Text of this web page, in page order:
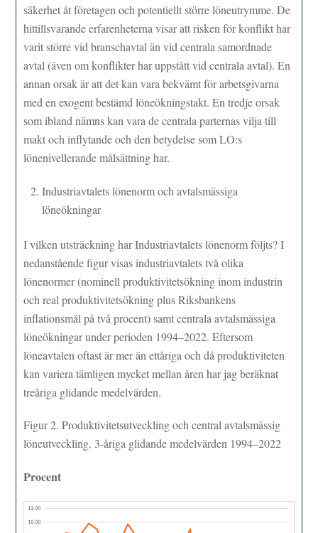
säkerhet åt företagen och potentiellt större löneutrymme. De
hittillsvarande erfarenheterna visar att risken för konflikt har
varit större vid branschavtal än vid centrala samordnade
avtal (även om konflikter har uppstått vid centrala avtal). En
annan orsak är att det kan vara bekvämt för arbetsgivarna
med en exogent bestämd löneökningstakt. En tredje orsak
som ibland nämns kan vara de centrala parternas vilja till
makt och inflytande och den betydelse som LO:s
lönenivellerande målsättning har.
Industriavtalets lönenorm och avtalsmässiga
löneökningar
I vilken utsträckning har Industriavtalets lönenorm följts? I
nedanstående figur visas industriavtalets två olika
lönenormer (nominell produktivitetsökning inom industrin
och real produktivitetsökning plus Riksbankens
inflationsmål på två procent) samt centrala avtalsmässiga
löneökningar under perioden 1994–2022. Eftersom
löneavtalen oftast är mer än ettåriga och då produktiviteten
kan variera tämligen mycket mellan åren har jag beräknat
treåriga glidande medelvärden.
Figur 2. Produktivitetsutveckling och central avtalsmässig
löneutveckling. 3-åriga glidande medelvärden 1994–2022
Procent